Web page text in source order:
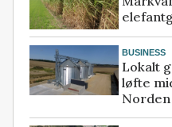
BUSINESS
Lokalt
løfte
Norden